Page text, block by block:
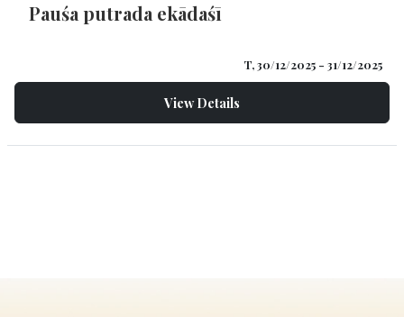
Pauśa putrada ekādaśī
T, 30/12/2025 - 31/12/2025
View Details